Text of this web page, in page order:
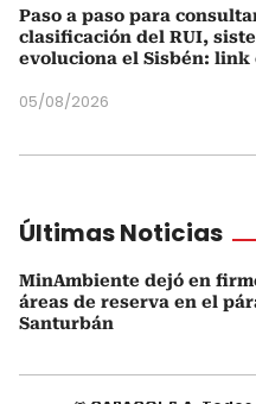
Paso a paso para
clasificación del RUI,
evoluciona el Sisbén: link
05/08/2026
Últimas Noticias
MinAmbiente dejó en
áreas de reserva en el
Santurbán